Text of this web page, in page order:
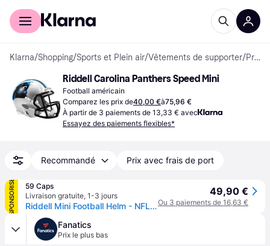
Acheter avec Klarna
Klarna/Shopping/Sports et Plein air/Vêtements de supporter/ Produits pour fans de sport
Riddell Carolina Panthers Speed Mini
Football américain
Comparez les prix de40,00 €à75,96 €
À partir de 3 paiements de 13,33 € avec
Essayez des paiements flexibles*
Recommandé Prix avec frais de port
SPONSORISÉ
59 Caps
Livraison gratuite, 1-3 jours
Riddell Mini Football Helm - NFL Speed Carolina Panthers
49,90 €
Ou 3 paiements de 16,63 €
Fanatics
Prix le plus bas